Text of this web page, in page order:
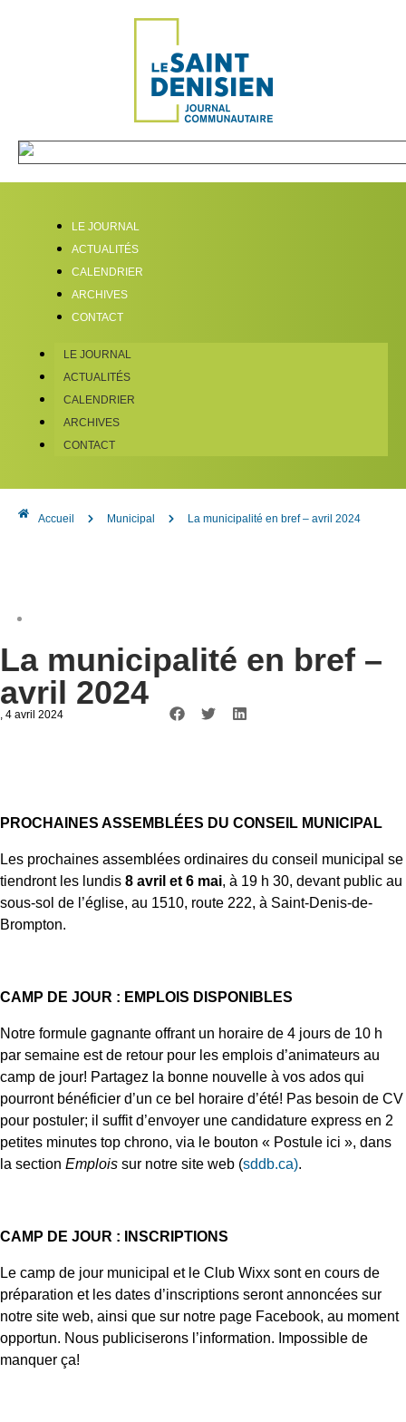
LE JOURNAL
ACTUALITÉS
CALENDRIER
ARCHIVES
CONTACT
LE JOURNAL
ACTUALITÉS
CALENDRIER
ARCHIVES
CONTACT
Accueil Municipal La municipalité en bref – avril 2024
La municipalité en bref –
avril 2024
, 4 avril 2024
PROCHAINES ASSEMBLÉES DU CONSEIL MUNICIPAL
Les prochaines assemblées ordinaires du conseil municipal se
tiendront les lundis 8 avril et 6 mai, à 19 h 30, devant public au
sous-sol de l’église, au 1510, route 222, à Saint-Denis-de-
Brompton.
CAMP DE JOUR : EMPLOIS DISPONIBLES
Notre formule gagnante offrant un horaire de 4 jours de 10 h
par semaine est de retour pour les emplois d’animateurs au
camp de jour! Partagez la bonne nouvelle à vos ados qui
pourront bénéficier d’un ce bel horaire d’été! Pas besoin de CV
pour postuler; il suffit d’envoyer une candidature express en 2
petites minutes top chrono, via le bouton « Postule ici », dans
la section Emplois sur notre site web (sddb.ca).
CAMP DE JOUR : INSCRIPTIONS
Le camp de jour municipal et le Club Wixx sont en cours de
préparation et les dates d’inscriptions seront annoncées sur
notre site web, ainsi que sur notre page Facebook, au moment
opportun. Nous publiciserons l’information. Impossible de
manquer ça!